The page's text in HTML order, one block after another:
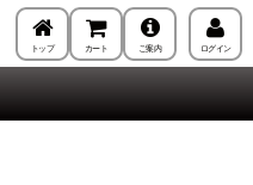
トップ カート ご案内 ログイン